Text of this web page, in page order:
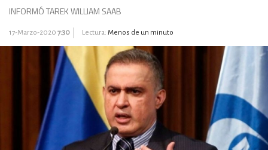
INFORMÓ TAREK WILLIAM SAAB
17-Marzo-2020 7:30 Lectura: Menos de un minuto